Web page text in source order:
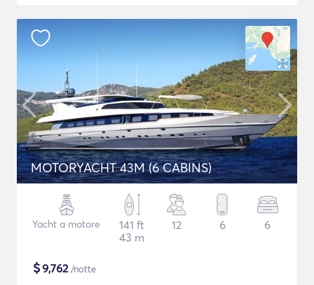
MOTORYACHT 43M (6 CABINS)
Yacht a motore
141 ft
43 m
12 6 6
$9,762/notte